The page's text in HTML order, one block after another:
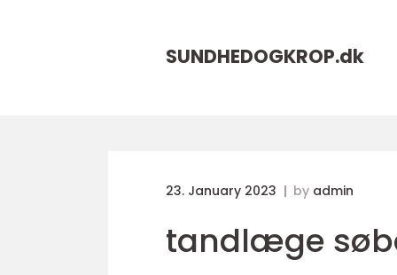
SUNDHEDOGKROP.dk
23. January 2023 by admin
tandlæge